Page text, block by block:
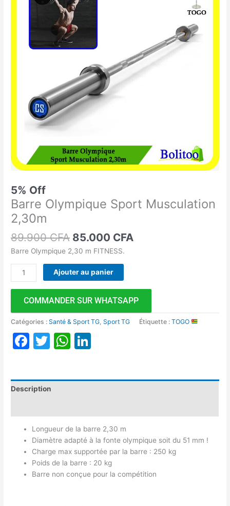
5% Off
Barre Olympique Sport Musculation
2,30m
89.900CFA
89.900 CFA.
85.000 CFA
85.000 CFA.
Barre Olympique 2,30 m FITNESS.
Ajouter au panier
COMMANDER SUR WHATSAPP
Catégories :Santé & Sport TG ,Sport TG Étiquette :TOGO
Facebook
TwitterWhatsApp
Description
Longueur de la barre 2,30 m
Diamètre adapté à la fonte olympique soit du 51 mm !
Charge max supportée par la barre : 250 kg
Poids de la barre : 20 kg
Barre non conçue pour la compétition